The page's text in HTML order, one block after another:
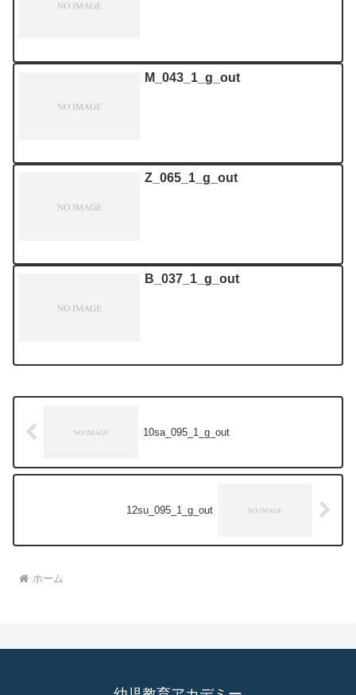
M_043_1_g_out
Z_065_1_g_out
B_037_1_g_out
10sa_095_1_g_out
12su_095_1_g_out
ホーム